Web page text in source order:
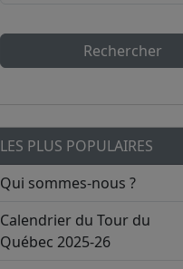
Rechercher
LES PLUS POPULAIRES
Qui sommes-nous ?
Calendrier du Tour du
Québec 2025-26